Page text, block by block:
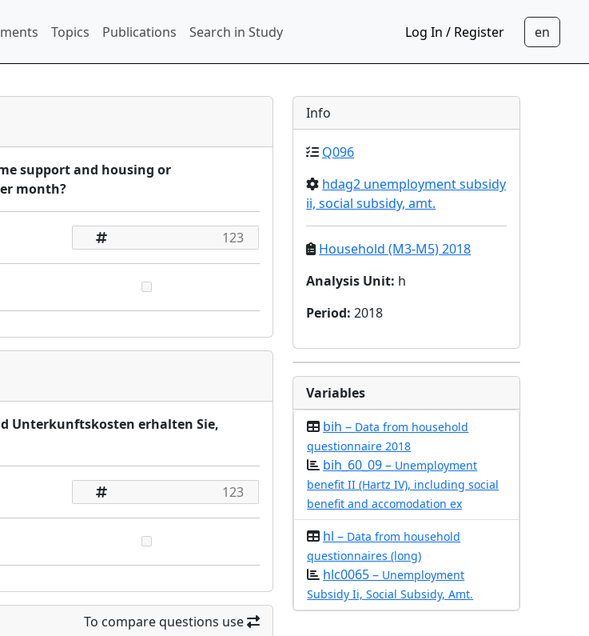
Topics Publications Search in Study Log In / Register
support and housing or
month?
Unterkunftskosten erhalten Sie,
To compare questions use
Info
Q096
hdag2 unemployment subsidy
ii, social subsidy, amt.
Household (M3-M5) 2018
Analysis Unit: h
Period:2018
Variables
bih – Data from household
questionnaire 2018
bih_60_09 – Unemployment
benefit II (Hartz IV), including social
benefit and accomodation ex
hl – Data from household
questionnaires (long)
hlc0065 – Unemployment
Subsidy Ii, Social Subsidy, Amt.